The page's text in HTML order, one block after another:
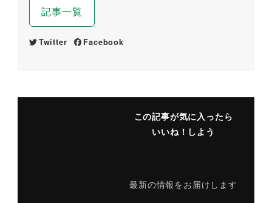
記事一覧
Twitter Facebook
この記事が気に入ったら
いいね！しよう
最新の情報をお届けします